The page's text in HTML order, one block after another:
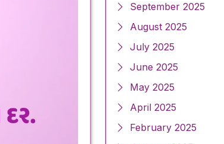
September 2025
August 2025
July 2025
June 2025
May 2025
April 2025
February 2025